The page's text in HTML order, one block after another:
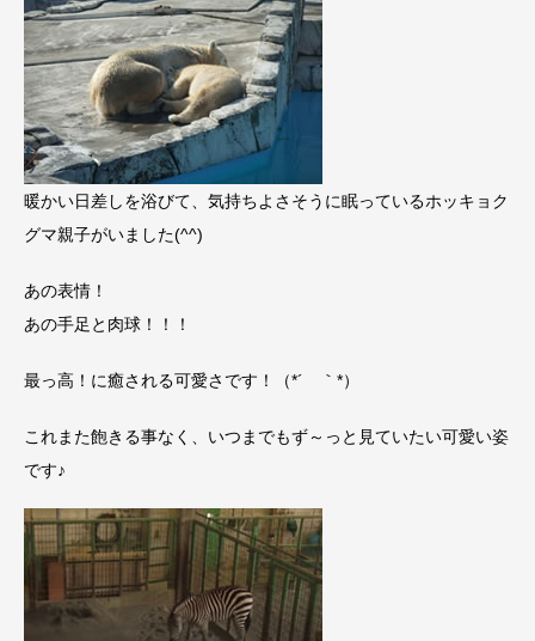
暖かい日差しを浴びて、気持ちよさそうに眠っているホッキョク
グマ親子がいました(^^)
あの表情！
あの手足と肉球！！！
最っ高！に癒される可愛さです！（*´ ｀*）
これまた飽きる事なく、いつまでもず～っと見ていたい可愛い姿
です♪